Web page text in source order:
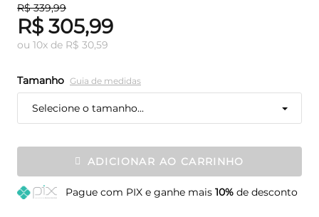
R$ 339,99
R$ 305,99
ou 10x de R$ 30,59
Tamanho Guia de medidas
Selecione o tamanho...
ADICIONAR AO CARRINHO
Pague com PIX e ganhe mais 10%de desconto